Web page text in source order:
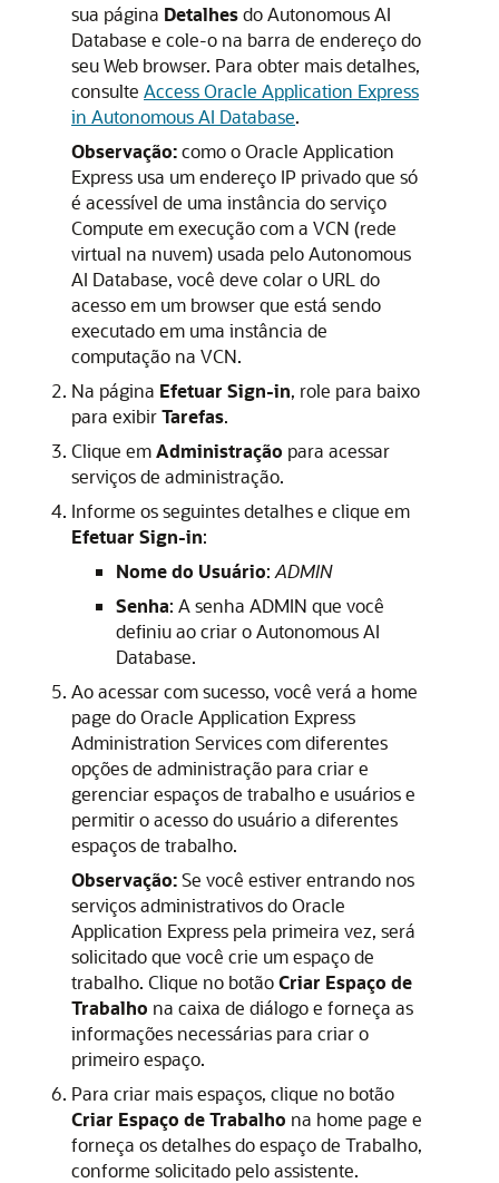
sua página Detalhesdo Autonomous AI
Database e cole-o na barra de endereço do
seu Web browser. Para obter mais detalhes,
consulte Access Oracle Application Express
in Autonomous AI Database.
Observação:como o Oracle Application
Express usa um endereço IP privado que só
é acessível de uma instância do serviço
Compute em execução com a VCN (rede
virtual na nuvem) usada pelo Autonomous
AI Database, você deve colar o URL do
acesso em um browser que está sendo
executado em uma instância de
computação na VCN.
Na página Efetuar Sign-in, role para baixo
para exibirTarefas.
Clique emAdministração para acessar
serviços de administração.
Informe os seguintes detalhes e clique em
Efetuar Sign-in:
Nome do Usuário: ADMIN
Senha: A senha ADMIN que você
definiu ao criar o Autonomous AI
Database.
Ao acessar com sucesso, você verá a home
page do Oracle Application Express
Administration Services com diferentes
opções de administração para criar e
gerenciar espaços de trabalho e usuários e
permitir o acesso do usuário a diferentes
espaços de trabalho.
Observação:Se você estiver entrando nos
serviços administrativos do Oracle
Application Express pela primeira vez, será
solicitado que você crie um espaço de
trabalho. Clique no botãoCriar Espaço de
Trabalho na caixa de diálogo e forneça as
informações necessárias para criar o
primeiro espaço.
Para criar mais espaços, clique no botão
Criar Espaço de Trabalho na home page e
forneça os detalhes do espaço de Trabalho,
conforme solicitado pelo assistente.